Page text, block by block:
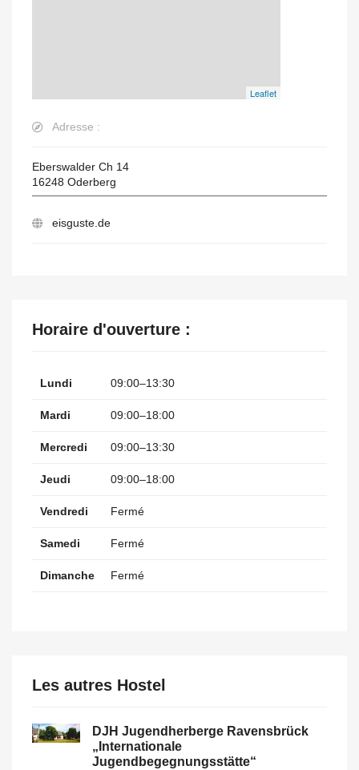
Leaflet
Adresse :
Eberswalder Ch 14
16248 Oderberg
eisguste.de
Horaire d'ouverture :
Lundi 09:00–13:30
Mardi 09:00–18:00
Mercredi 09:00–13:30
Jeudi 09:00–18:00
Vendredi Fermé
Samedi Fermé
Dimanche Fermé
Les autres Hostel
DJH Jugendherberge Ravensbrück
„Internationale
Jugendbegegnungsstätte“